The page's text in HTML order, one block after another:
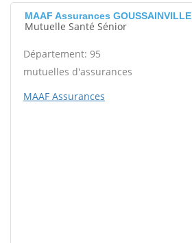
MAAF Assurances GOUSSAINVILLE
Mutuelle Santé Sénior
Département: 95
mutuelles d'assurances
MAAF Assurances